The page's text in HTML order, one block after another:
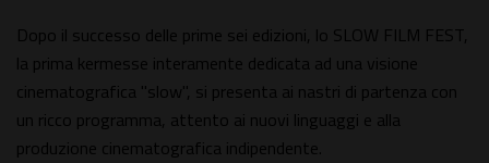
Dopo il successo delle prime sei edizioni, lo SLOW FILM FEST,
la prima kermesse interamente dedicata ad una visione
cinematografica "slow", si presenta ai nastri di partenza con
un ricco programma, attento ai nuovi linguaggi e alla
produzione cinematografica indipendente.